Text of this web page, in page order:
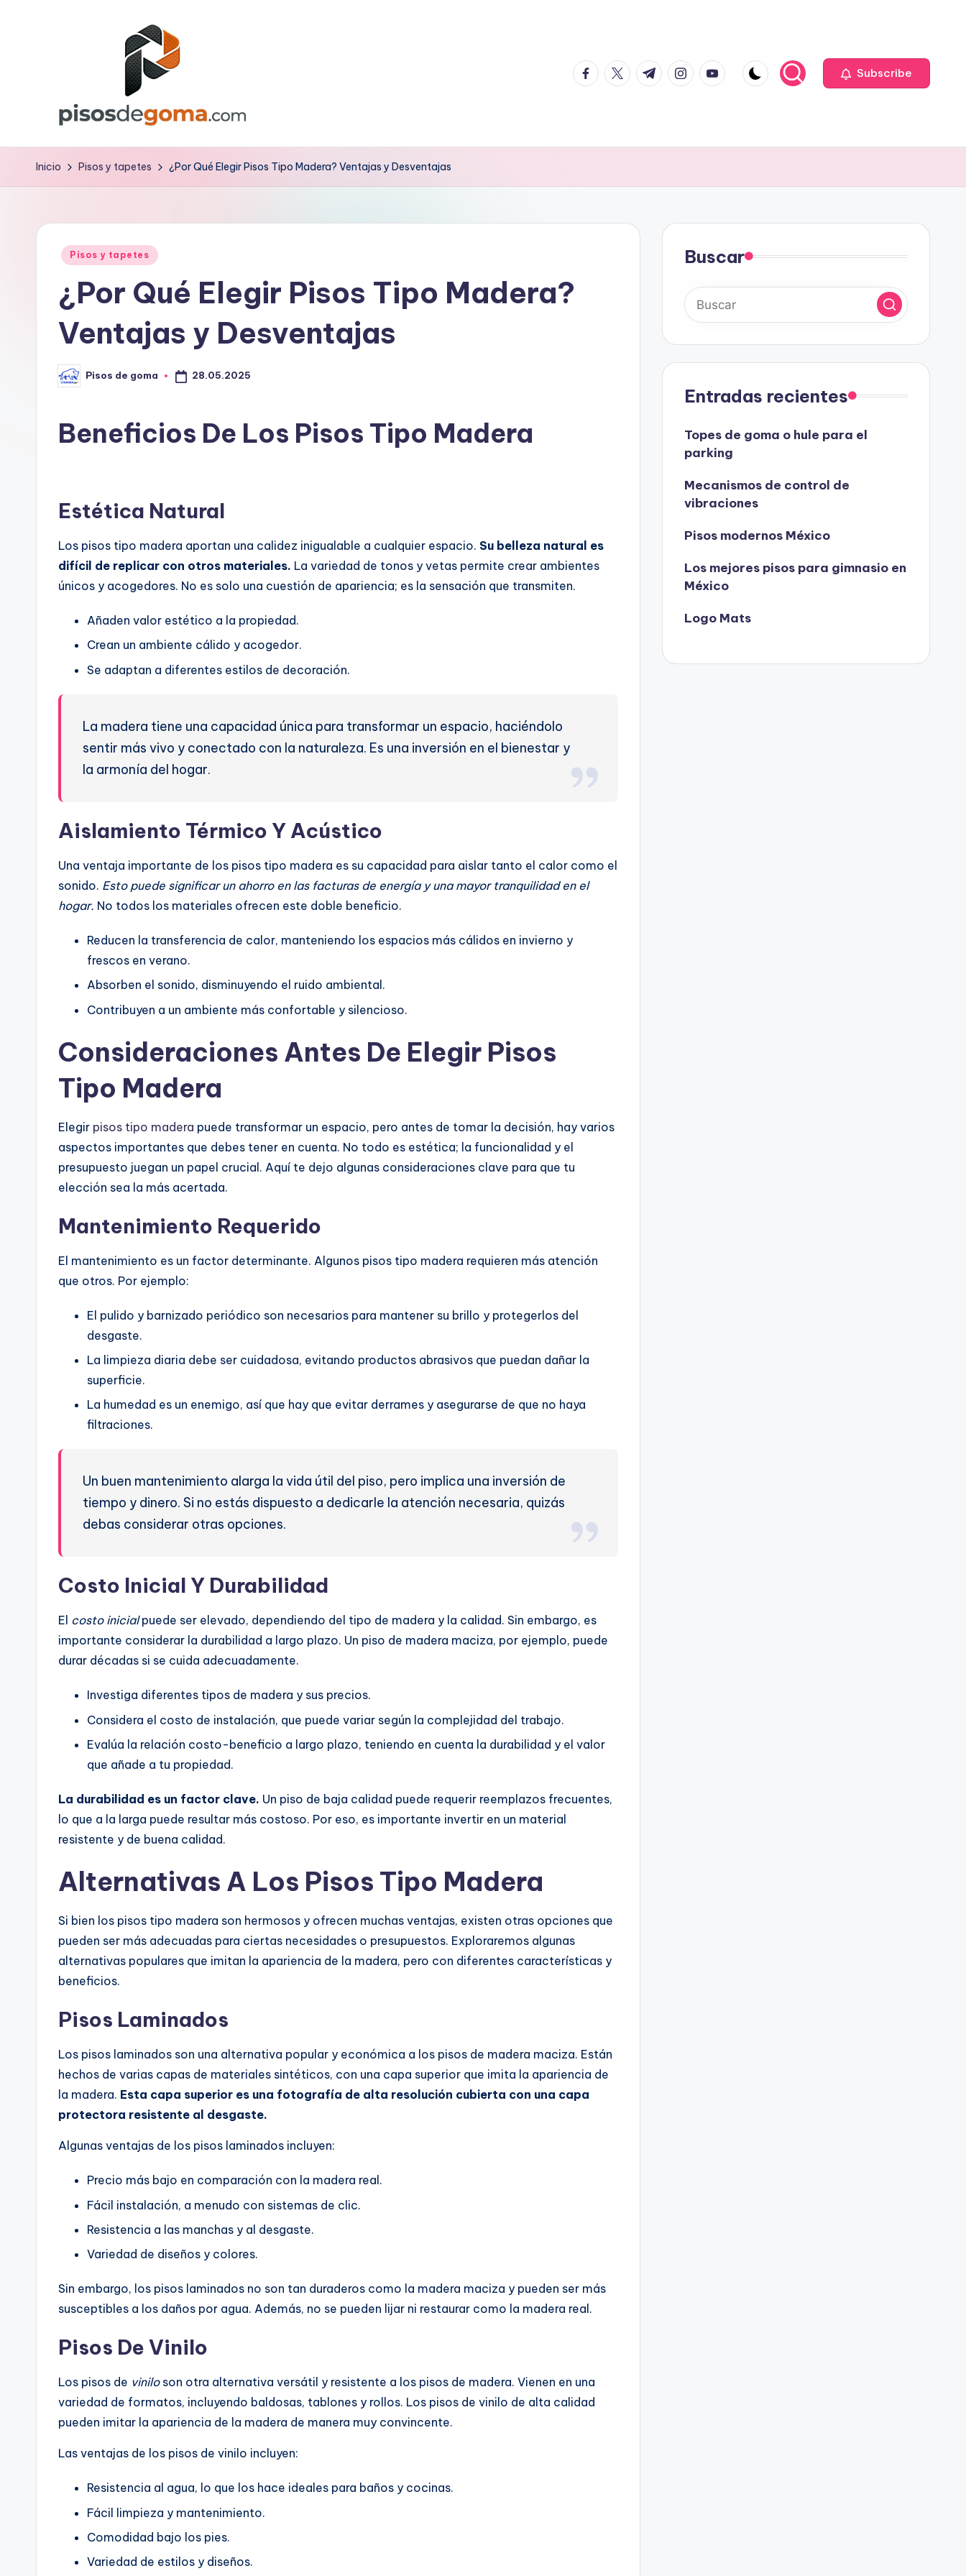
P
is
s
G
m
facebook.com
twitter.com
t.me instagram.com
youtube.com Subscribe
Inicio Pisos y tapetes ¿Por Qué Elegir Pisos Tipo Madera? Ventajas y Desventajas
Publicado
Pisos y tapetes
¿Por Qué Elegir Pisos Tipo Madera?
Ventajas y Desventajas
Publicado
por
Pisos de goma 28.05.2025
Beneficios De Los Pisos Tipo Madera
Estética Natural
Los pisos tipo madera aportan una calidez inigualable a cualquier espacio. Su belleza natural es
difícil de replicar con otros materiales. La variedad de tonos y vetas permite crear ambientes
únicos y acogedores. No es solo una cuestión de apariencia; es la sensación que transmiten.
Añaden valor estético a la propiedad.
Crean un ambiente cálido y acogedor.
Se adaptan a diferentes estilos de decoración.
La madera tiene una capacidad única para transformar un espacio, haciéndolo
sentir más vivo y conectado con la naturaleza. Es una inversión en el bienestar y
la armonía del hogar.
Aislamiento Térmico Y Acústico
Una ventaja importante de los pisos tipo madera es su capacidad para aislar tanto el calor como el
sonido. Esto puede significar un ahorro en las facturas de energía y una mayor tranquilidad en el
hogar. No todos los materiales ofrecen este doble beneficio.
Reducen la transferencia de calor, manteniendo los espacios más cálidos en invierno y
frescos en verano.
Absorben el sonido, disminuyendo el ruido ambiental.
Contribuyen a un ambiente más confortable y silencioso.
Consideraciones Antes De Elegir Pisos
Tipo Madera
Elegir pisos tipo madera puede transformar un espacio, pero antes de tomar la decisión, hay varios
aspectos importantes que debes tener en cuenta. No todo es estética; la funcionalidad y el
presupuesto juegan un papel crucial. Aquí te dejo algunas consideraciones clave para que tu
elección sea la más acertada.
Mantenimiento Requerido
El mantenimiento es un factor determinante. Algunos pisos tipo madera requieren más atención
que otros. Por ejemplo:
El pulido y barnizado periódico son necesarios para mantener su brillo y protegerlos del
desgaste.
La limpieza diaria debe ser cuidadosa, evitando productos abrasivos que puedan dañar la
superficie.
La humedad es un enemigo, así que hay que evitar derrames y asegurarse de que no haya
filtraciones.
Un buen mantenimiento alarga la vida útil del piso, pero implica una inversión de
tiempo y dinero. Si no estás dispuesto a dedicarle la atención necesaria, quizás
debas considerar otras opciones.
Costo Inicial Y Durabilidad
El costo inicialpuede ser elevado, dependiendo del tipo de madera y la calidad. Sin embargo, es
importante considerar la durabilidad a largo plazo. Un piso de madera maciza, por ejemplo, puede
durar décadas si se cuida adecuadamente.
Investiga diferentes tipos de madera y sus precios.
Considera el costo de instalación, que puede variar según la complejidad del trabajo.
Evalúa la relación costo-beneficio a largo plazo, teniendo en cuenta la durabilidad y el valor
que añade a tu propiedad.
La durabilidad es un factor clave. Un piso de baja calidad puede requerir reemplazos frecuentes,
lo que a la larga puede resultar más costoso. Por eso, es importante invertir en un material
resistente y de buena calidad.
Alternativas A Los Pisos Tipo Madera
Si bien los pisos tipo madera son hermosos y ofrecen muchas ventajas, existen otras opciones que
pueden ser más adecuadas para ciertas necesidades o presupuestos. Exploraremos algunas
alternativas populares que imitan la apariencia de la madera, pero con diferentes características y
beneficios.
Pisos Laminados
Los pisos laminados son una alternativa popular y económica a los pisos de madera maciza. Están
hechos de varias capas de materiales sintéticos, con una capa superior que imita la apariencia de
la madera. Esta capa superior es una fotografía de alta resolución cubierta con una capa
protectora resistente al desgaste.
Algunas ventajas de los pisos laminados incluyen:
Precio más bajo en comparación con la madera real.
Fácil instalación, a menudo con sistemas de clic.
Resistencia a las manchas y al desgaste.
Variedad de diseños y colores.
Sin embargo, los pisos laminados no son tan duraderos como la madera maciza y pueden ser más
susceptibles a los daños por agua. Además, no se pueden lijar ni restaurar como la madera real.
Pisos De Vinilo
Los pisos de viniloson otra alternativa versátil y resistente a los pisos de madera. Vienen en una
variedad de formatos, incluyendo baldosas, tablones y rollos. Los pisos de vinilo de alta calidad
pueden imitar la apariencia de la madera de manera muy convincente.
Las ventajas de los pisos de vinilo incluyen:
Resistencia al agua, lo que los hace ideales para baños y cocinas.
Fácil limpieza y mantenimiento.
Comodidad bajo los pies.
Variedad de estilos y diseños.
Buscar
Entradas recientes
Topes de goma o hule para el
parking
Mecanismos de control de
vibraciones
Pisos modernos México
Los mejores pisos para gimnasio en
México
Logo Mats